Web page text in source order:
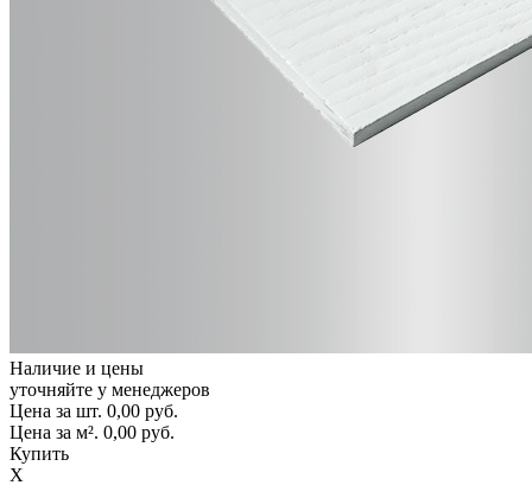
Наличие и цены
уточняйте у менеджеров
Цена за шт. 0,00 руб.
Цена за м². 0,00 руб.
Купить
X